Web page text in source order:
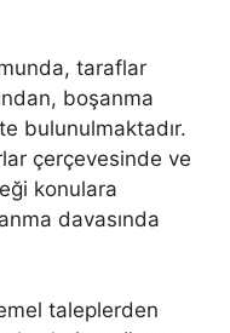
taraflar
boşanma
bulunulmaktadır.
çerçevesinde ve
konulara
davasında
taleplerden